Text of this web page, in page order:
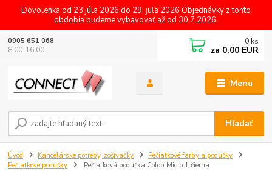
Dovolenka od 23 júla 2026 do 29. jula 2026 Objednávky z tohto
obdobia budeme vybavovať až od 30.7.2026.
Menu
Hľadať
0905 651 068
8.00-16.00
0 ks
za 0,00 EUR
Úvod Kancelárske potreby, zošívačky
Pečiatkové farby a podušky
Pečiatkové podušky
Pečiatková poduška Colop Micro 1 čierna